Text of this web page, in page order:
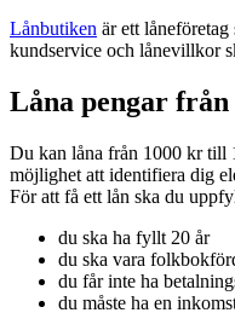
Lånbutiken är ett
kundservice och lånevillkor
Låna pengar
Du kan låna från 1000 kr till
möjlighet att identifiera dig
För att få ett lån ska du
du ska ha fyllt 20 år
du ska vara
du får inte ha
du måste ha en